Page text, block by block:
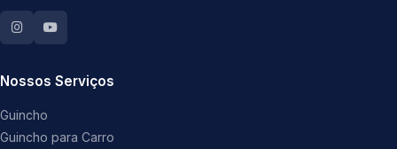
Nossos Serviços
Guincho
Guincho para Carro